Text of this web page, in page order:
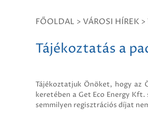
FŐOLDAL > VÁROSI HÍREK >
Tájékoztatás a
Tájékoztatjuk Önöket, hogy az
keretében a Get Eco Energy
semmilyen regisztrációs díjat